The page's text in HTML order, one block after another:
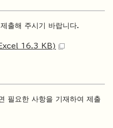
출해 주시기 바랍니다.
16.3 KB)
필요한 사항을 기재하여 제출